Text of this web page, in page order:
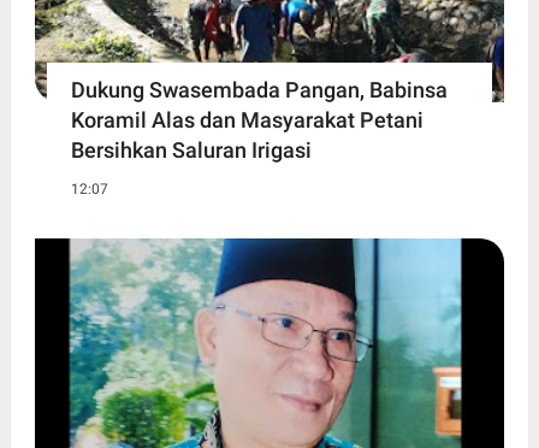
Dukung Swasembada Pangan, Babinsa
Koramil Alas dan Masyarakat Petani
Bersihkan Saluran Irigasi
12:07